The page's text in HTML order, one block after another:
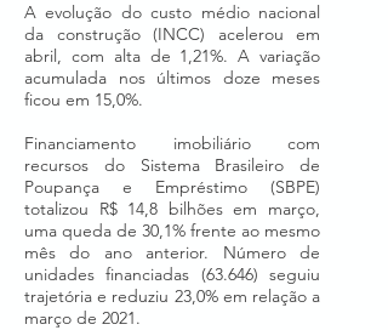
A evolução do custo médio nacional
da construção (INCC) acelerou em
abril, com alta de 1,21%. A variação
acumulada nos últimos doze meses
ficou em 15,0%.
Financiamento imobiliário com
recursos do Sistema Brasileiro de
Poupança e Empréstimo (SBPE)
totalizou R$ 14,8 bilhões em março,
uma queda de 30,1% frente ao mesmo
mês do ano anterior. Número de
unidades financiadas (63.646) seguiu
trajetória e reduziu 23,0% em relação a
março de 2021.